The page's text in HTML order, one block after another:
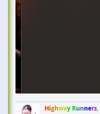
Highway Runners